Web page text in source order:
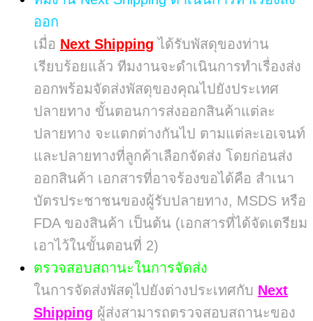
ออก
เมื่อ Next Shipping ได้รับพัสดุของท่าน
เรียบร้อยแล้ว ทีมงานจะดำเนินการทำเรื่องส่ง
ออกพร้อมจัดส่งพัสดุของคุณไปยังประเทศ
ปลายทาง ขั้นตอนการส่งออกสินค้าแต่ละ
ปลายทาง จะแตกต่างกันไป ตามแต่ละเอเจนท์
และปลายทางที่ลูกค้าเลือกจัดส่ง โดยก่อนส่ง
ออกสินค้า เอกสารที่อาจร้องขอได้คือ สำเนา
บัตรประชาชนของผู้รับปลายทาง, MSDS หรือ
FDA ของสินค้า เป็นต้น (เอกสารที่ได้จัดเตรียม
เอาไว้ในขั้นตอนที่ 2)
ตรวจสอบสถานะในการจัดส่ง
ในการจัดส่งพัสดุไปยังต่างประเทศกับ Next
Shipping ผู้ส่งสามารถตรวจสอบสถานะของ